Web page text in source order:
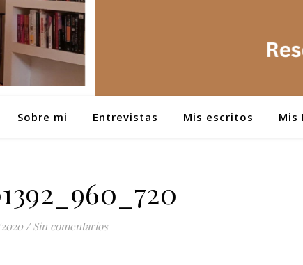
Sobre mi Entrevistas Mis escritos Mis
/ Sin comentarios